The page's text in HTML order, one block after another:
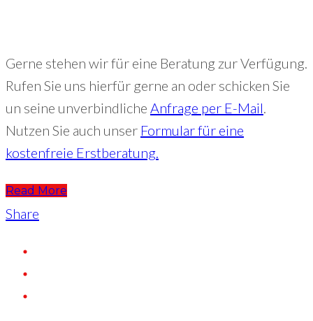
Gerne stehen wir für eine Beratung zur Verfügung.
Rufen Sie uns hierfür gerne an oder schicken Sie
un seine unverbindliche Anfrage per E-Mail.
Nutzen Sie auch unser Formular für eine
kostenfreie Erstberatung.
Read More
Share